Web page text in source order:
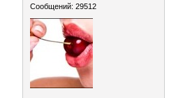
Сообщений: 29512